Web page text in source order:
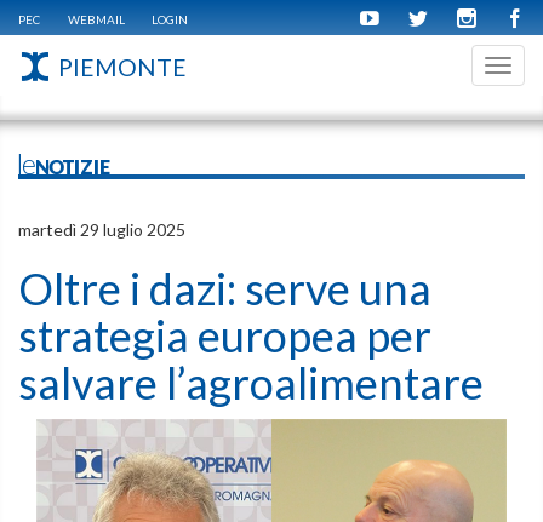
PEC WEBMAIL LOGIN
PIEMONTE
leNOTIZIE
martedì 29 luglio 2025
Oltre i dazi: serve una
strategia europea per
salvare l’agroalimentare